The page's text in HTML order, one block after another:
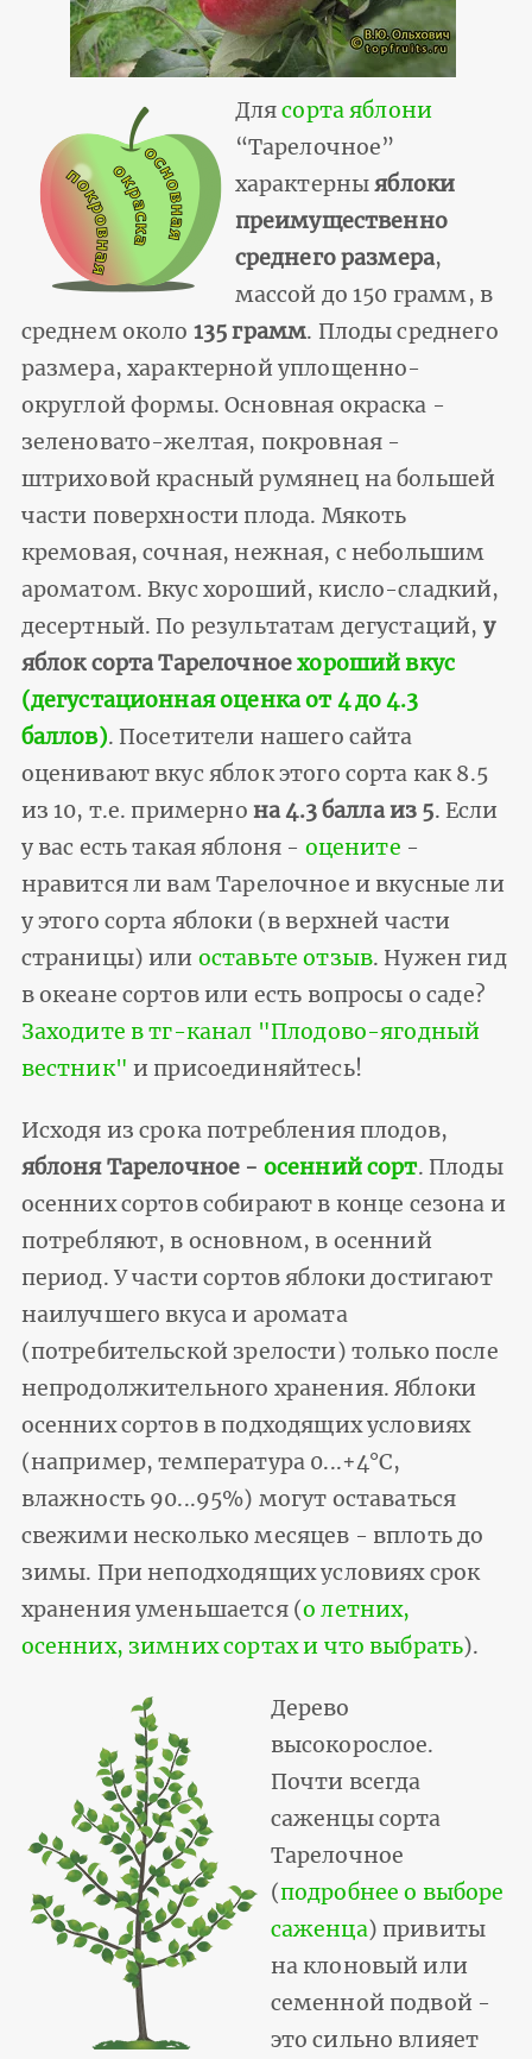
Длясорта яблони
“Тарелочное”
характерныяблоки
преимущественно
среднего размера,
массой до 150 грамм, в
среднем около 135 грамм. Плоды среднего
размера, характерной уплощенно-
округлой формы. Основная окраска -
зеленовато-желтая, покровная -
штриховой красный румянец на большей
части поверхности плода. Мякоть
кремовая, сочная, нежная, с небольшим
ароматом. Вкус хороший, кисло-сладкий,
десертный. По результатам дегустаций, у
яблок сорта Тарелочноехороший вкус
(дегустационная оценка от 4 до 4.3
баллов). Посетители нашего сайта
оценивают вкус яблок этого сорта как 8.5
из 10, т.е. примерно на 4.3 балла из 5. Если
у вас есть такая яблоня - оцените -
нравится ли вам Тарелочное и вкусные ли
у этого сорта яблоки (в верхней части
страницы) или оставьте отзыв. Нужен гид
в океане сортов или есть вопросы о саде?
Заходите в тг-канал "Плодово-ягодный
вестник" и присоединяйтесь!
Исходя из срока потребления плодов,
яблоня Тарелочное - осенний сорт. Плоды
осенних сортов собирают в конце сезона и
потребляют, в основном, в осенний
период. У части сортов яблоки достигают
наилучшего вкуса и аромата
(потребительской зрелости) только после
непродолжительного хранения. Яблоки
осенних сортов в подходящих условиях
(например, температура 0...+4°С,
влажность 90...95%) могут оставаться
свежими несколько месяцев - вплоть до
зимы. При неподходящих условиях срок
хранения уменьшается (о летних,
осенних, зимних сортах и что выбрать).
Дерево
высокорослое.
Почти всегда
саженцы сорта
Тарелочное
(подробнее о выборе
саженца) привиты
на клоновый или
семенной подвой -
это сильно влияет